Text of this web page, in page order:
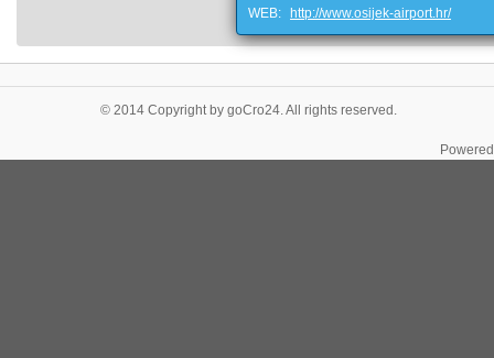
WEB:
http://www.osijek-airport.hr/
© 2014 Copyright by goCro24. All rights reserved.